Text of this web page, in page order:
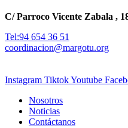
C/ Parroco Vicente Zabala ,
Tel:94 654 36 51
coordinacion@margotu.org
Instagram TiktokYoutube
Nosotros
Noticias
Contáctanos